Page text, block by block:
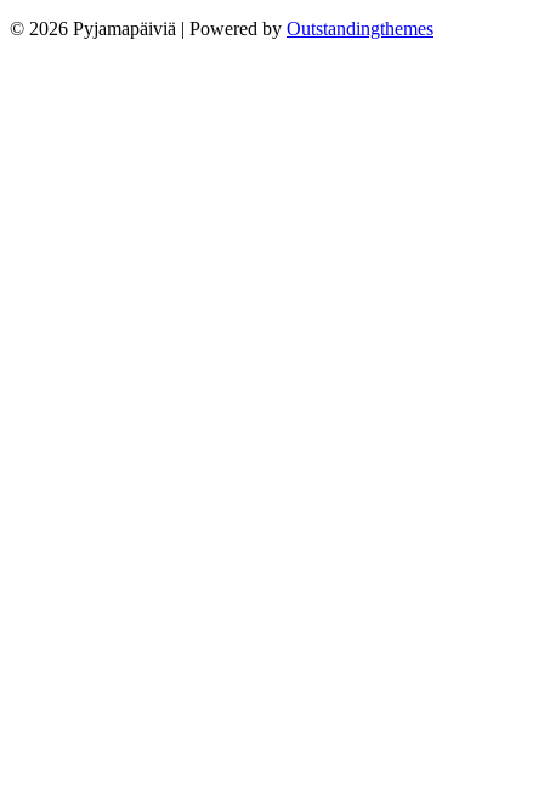
© 2026 Pyjamapäiviä | Powered by Outstandingthemes